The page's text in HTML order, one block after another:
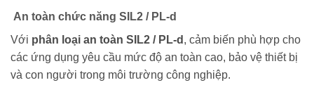
An toàn chức năng SIL2 / PL-d
Với phân loại an toàn SIL2 / PL-d , cảm biến phù hợp cho
các ứng dụng yêu cầu mức độ an toàn cao, bảo vệ thiết bị
và con người trong môi trường công nghiệp.